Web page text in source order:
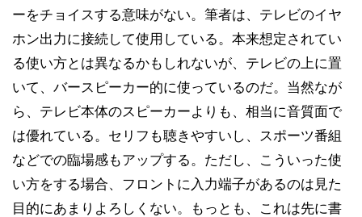
ーをチョイスする意味がない。筆者は、テレビのイヤ
ホン出力に接続して使用している。本来想定されてい
る使い方とは異なるかもしれないが、テレビの上に置
いて、バースピーカー的に使っているのだ。当然なが
ら、テレビ本体のスピーカーよりも、相当に音質面で
は優れている。セリフも聴きやすいし、スポーツ番組
などでの臨場感もアップする。ただし、こういった使
い方をする場合、フロントに入力端子があるのは見た
目的にあまりよろしくない。もっとも、これは先に書